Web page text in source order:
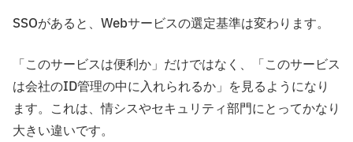
SSOがあると、Webサービスの選定基準は変わります。
「このサービスは便利か」だけではなく、「このサービス
は会社のID管理の中に入れられるか」を見るようになり
ます。これは、情シスやセキュリティ部門にとってかなり
大きい違いです。